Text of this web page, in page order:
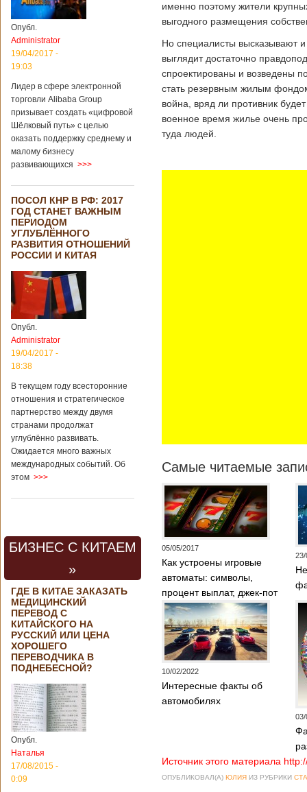
остается за
Китаем, причем это
уже третий год
подряд. Объем
торговли между
Германией и
199,3 миллиарда
евро. Как
свидетельствуют
опубликованные
году размер
импорта из Китая
Подробнее...
21/02/2019 - 22:30
Китай и Россия
собираются
разрабатывать
тяжелый
вертолет
В ближайшее
время между
Китаем и Россией
планируется
подписание
контракта на
разработку
вертолета. Такое
заявление сделала
региональной
политике и
международному
сотрудничеству
государственной
корпорации
Кладов
аэрокосмической
выставки Aero
Бангалоре в
Индии. Контракт
между Китаем и
Россией на
разработку,
Подробнее...
Опубликовано
21/02/2019 - 22:26
В Китае найден
древний
крупный
бирюзовый
рудник
Китайским
археологам
Опубл.
Administrator
19/04/2017 -
19:03
Лидер в сфере электронной
торговли Alibaba Group
призывает создать «цифровой
Шёлковый путь» с целью
оказать поддержку среднему и
малому бизнесу
развивающихся >>>
ПОСОЛ КНР В РФ: 2017
ГОД СТАНЕТ ВАЖНЫМ
ПЕРИОДОМ
УГЛУБЛЁННОГО
РАЗВИТИЯ ОТНОШЕНИЙ
РОССИИ И КИТАЯ
Опубл.
Administrator
19/04/2017 -
18:38
В текущем году всесторонние
отношения и стратегическое
партнерство между двумя
странами продолжат
углублённо развивать.
Ожидается много важных
международных событий. Об
этом >>>
БИЗНЕС С КИТАЕМ
»
ГДЕ В КИТАЕ ЗАКАЗАТЬ
МЕДИЦИНСКИЙ
ПЕРЕВОД С
КИТАЙСКОГО НА
РУССКИЙ ИЛИ ЦЕНА
ХОРОШЕГО
ПЕРЕВОДЧИКА В
ПОДНЕБЕСНОЙ?
Опубл.
Наталья
17/08/2015 -
0:09
именно поэтому жители
выгодного размещения
Но специалисты высказывают
выглядит достаточно
спроектированы и возведены
стать резервным жилым
война, вряд ли противник
военное время жилье очень
туда людей.
Самые читаемые
05/05/2017
Как устроены игровые
автоматы: символы,
процент выплат, джек-пот
23/
10/02/2022
Интересные факты об
автомобилях
03/
Источник этого материала
ОПУБЛИКОВАЛ(А) ЮЛИЯ ИЗ РУБРИКИ